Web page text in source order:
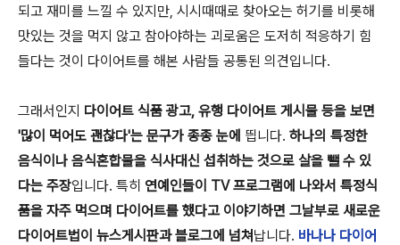
되고 재미를 느낄 수 있지만, 시시때때로 찾아오는 허기를 비롯해
맛있는 것을 먹지 않고 참아야하는 괴로움은 도저히 적응하기 힘
들다는 것이 다이어트를 해본 사람들 공통된 의견입니다.
그래서인지 다이어트 식품 광고, 유행 다이어트 게시물 등을 보면
'많이 먹어도 괜찮다'는 문구가 종종 눈에 띕니다. 하나의 특정한
음식이나 음식혼합물을 식사대신 섭취하는 것으로 살을 뺄 수 있
다는 주장입니다. 특히 연예인들이 TV 프로그램에 나와서 특정식
품을 자주 먹으며 다이어트를 했다고 이야기하면 그날부로 새로운
다이어트법이 뉴스게시판과 블로그에 넘쳐 납니다. 바나나 다이어